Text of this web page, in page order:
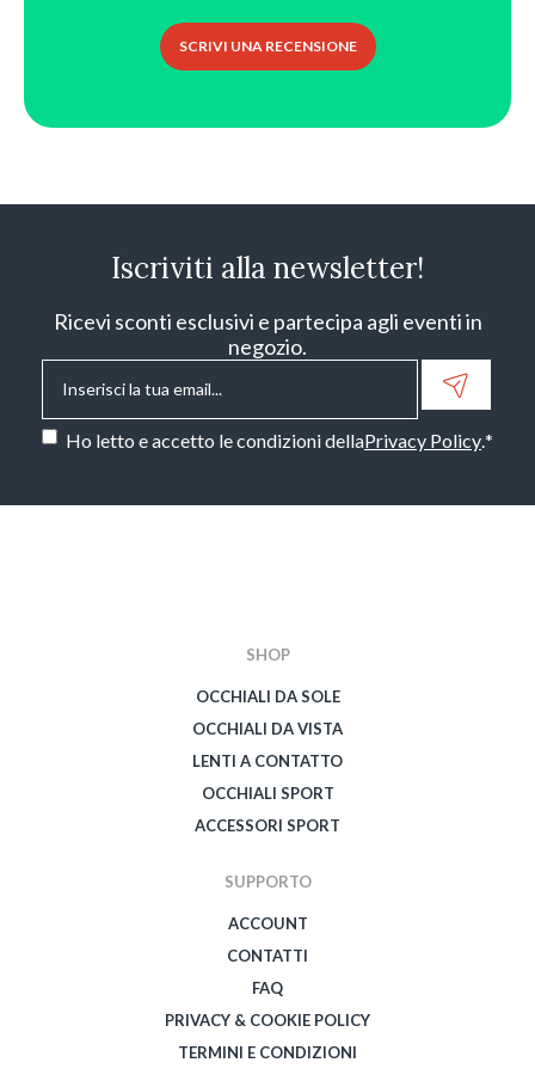
SCRIVI UNA RECENSIONE
Iscriviti alla newsletter!
Ricevi sconti esclusivi e partecipa agli eventi in
negozio.
Email*
Consenso*
Ho letto e accetto le condizioni dellaPrivacy Policy*
SHOP
OCCHIALI DA SOLE
OCCHIALI DA VISTA
LENTI A CONTATTO
OCCHIALI SPORT
ACCESSORI SPORT
SUPPORTO
ACCOUNT
CONTATTI
FAQ
PRIVACY & COOKIE POLICY
TERMINI E CONDIZIONI